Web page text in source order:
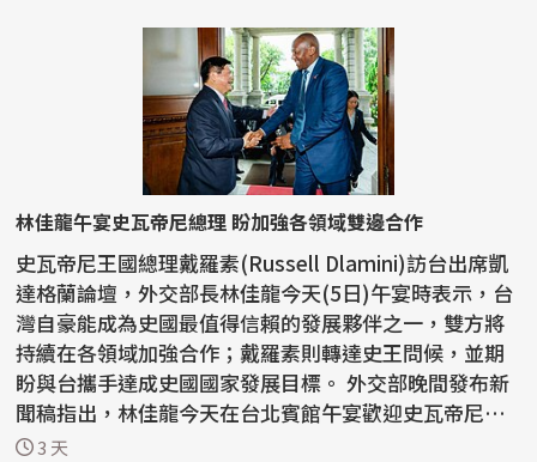
林佳龍午宴史瓦帝尼總理 盼加強各領域雙邊合作
史瓦帝尼王國總理戴羅素(Russell Dlamini)訪台出席凱
達格蘭論壇，外交部長林佳龍今天(5日)午宴時表示，台
灣自豪能成為史國最值得信賴的發展夥伴之一，雙方將
持續在各領域加強合作；戴羅素則轉達史王問候，並期
盼與台攜手達成史國國家發展目標。 外交部晚間發布新
聞稿指出，林佳龍今天在台北賓館午宴歡迎史瓦帝尼王
國...3 天